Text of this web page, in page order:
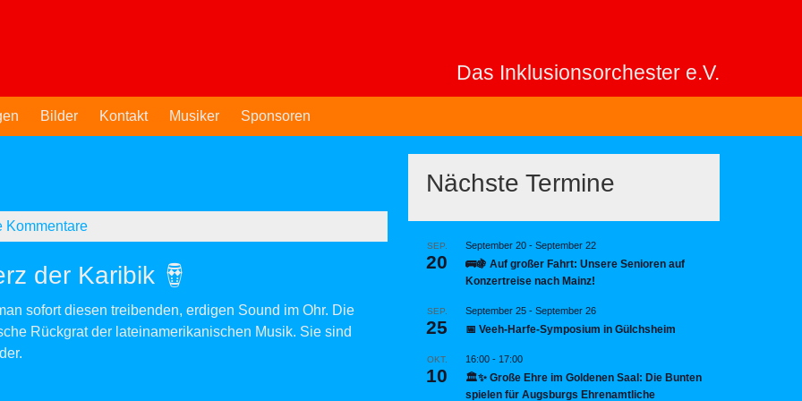
Das Inklusionsorchester e.V.
Bilder Kontakt Musiker Sponsoren
Kommentare
der Karibik 🪘
sofort diesen treibenden, erdigen Sound im Ohr. Die
Rückgrat der lateinamerikanischen Musik. Sie sind
Nächste Termine
SEP.
20
September 20 - September 22
🚌🍇 Auf großer Fahrt: Unsere Senioren auf
Konzertreise nach Mainz!
SEP.
25
September 25 - September 26
📅 Veeh-Harfe-Symposium in Gülchsheim
OKT.
10
16:00 - 17:00
🏛️✨ Große Ehre im Goldenen Saal: Die Bunten
spielen für Augsburgs Ehrenamtliche